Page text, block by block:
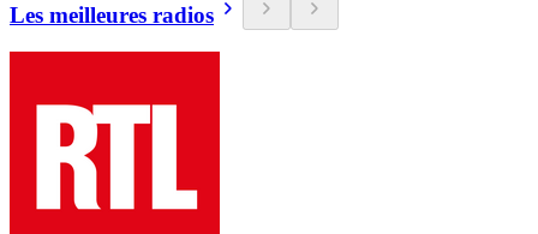
Les meilleures radios